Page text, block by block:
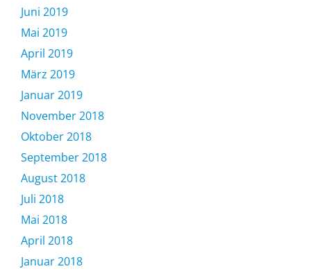
Juni 2019
Mai 2019
April 2019
März 2019
Januar 2019
November 2018
Oktober 2018
September 2018
August 2018
Juli 2018
Mai 2018
April 2018
Januar 2018